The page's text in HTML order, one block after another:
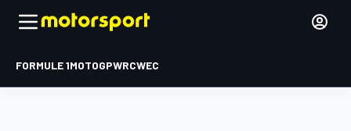
FORMULE 1MOTOGPWRCWEC